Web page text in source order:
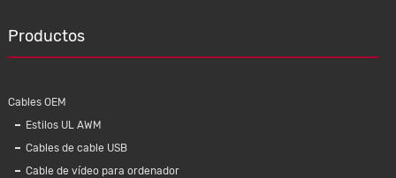
Productos
Cables OEM
Estilos UL AWM
Cables de cable USB
Cable de vídeo para ordenador